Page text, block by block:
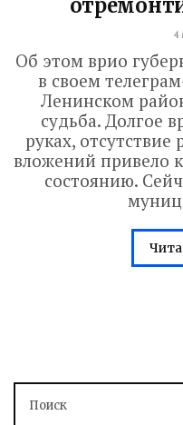
4
Об этом врио
в своем
Ленинском
судьба. Долгое
руках,
вложений привело
состоянию.